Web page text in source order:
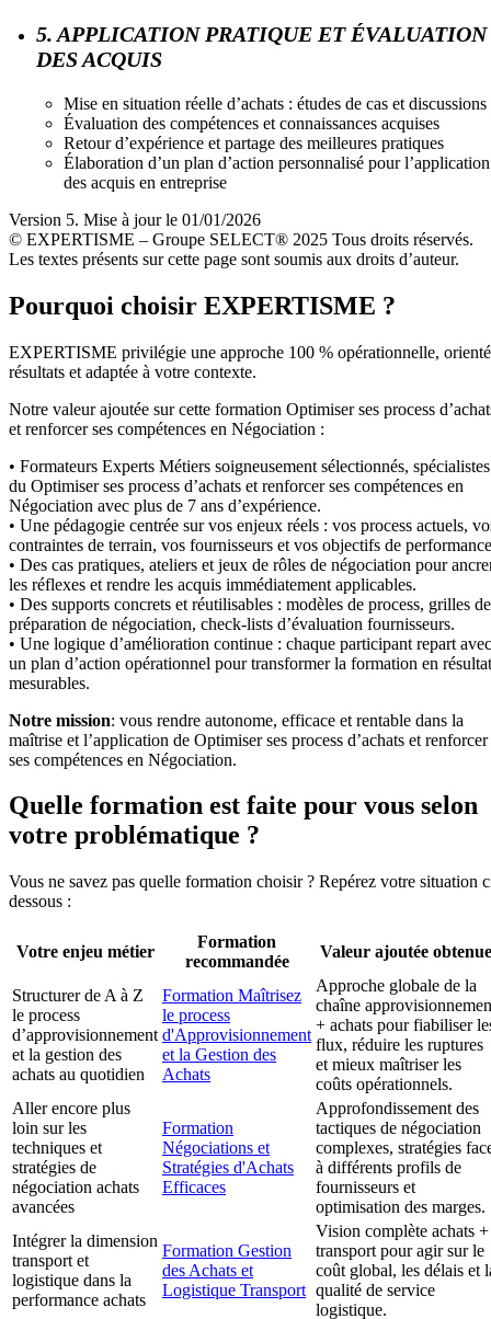
5. APPLICATION PRATIQUE ET ÉVALUATION
DES ACQUIS
Mise en situation réelle d’achats : études de cas et discussions
Évaluation des compétences et connaissances acquises
Retour d’expérience et partage des meilleures pratiques
Élaboration d’un plan d’action personnalisé pour l’application
des acquis en entreprise
Version 5. Mise à jour le 01/01/2026
© EXPERTISME – Groupe SELECT® 2025 Tous droits réservés.
Les textes présents sur cette page sont soumis aux droits d’auteur.
Pourquoi choisir EXPERTISME ?
EXPERTISME privilégie une approche 100 % opérationnelle,
résultats et adaptée à votre contexte.
Notre valeur ajoutée sur cette formation Optimiser ses process
et renforcer ses compétences en Négociation :
• Formateurs Experts Métiers soigneusement sélectionnés, spécialistes
du Optimiser ses process d’achats et renforcer ses compétences en
Négociation avec plus de 7 ans d’expérience.
• Une pédagogie centrée sur vos enjeux réels : vos process actuels,
contraintes de terrain, vos fournisseurs et vos objectifs de
• Des cas pratiques, ateliers et jeux de rôles de négociation pour
les réflexes et rendre les acquis immédiatement applicables.
• Des supports concrets et réutilisables : modèles de process, grilles de
préparation de négociation, check-lists d’évaluation fournisseurs.
• Une logique d’amélioration continue : chaque participant repart avec
un plan d’action opérationnel pour transformer la formation en
mesurables.
Notre mission: vous rendre autonome, efficace et rentable dans la
maîtrise et l’application de Optimiser ses process d’achats et renforcer
ses compétences en Négociation.
Quelle formation est faite pour vous selon
votre problématique ?
Vous ne savez pas quelle formation choisir ? Repérez votre situation
dessous :
Votre enjeu métier
Formation
recommandée
Valeur ajoutée obtenue
Structurer de A à Z
le process
d’approvisionnement
et la gestion des
achats au quotidien
Formation Maîtrisez
le process
d'Approvisionnement
et la Gestion des
Achats
Approche globale de la
chaîne
+ achats pour fiabiliser
flux, réduire les ruptures
et mieux maîtriser les
coûts opérationnels.
Aller encore plus
loin sur les
techniques et
stratégies de
négociation achats
avancées
Formation
Négociations et
Stratégies d'Achats
Efficaces
Approfondissement des
tactiques de négociation
complexes, stratégies
à différents profils de
fournisseurs et
optimisation des marges.
Intégrer la dimension
transport et
logistique dans la
performance achats
Formation Gestion
des Achats et
Logistique Transport
Vision complète achats +
transport pour agir sur le
coût global, les délais et
qualité de service
logistique.